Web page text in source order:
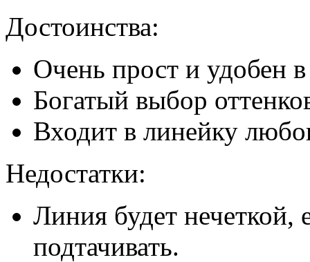
Достоинства:
Очень прост и удобен
Богатый выбор
Входит в линейку
Недостатки:
Линия будет нечеткой,
подтачивать.